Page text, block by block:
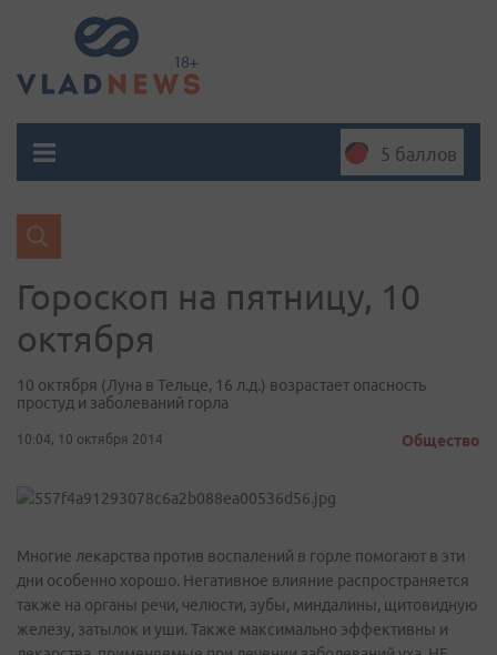
5 баллов
Гороскоп на пятницу, 10
октября
10 октября (Луна в Тельце, 16 л.д.) возрастает опасность
простуд и заболеваний горла
10:04, 10 октября 2014 Общество
Многие лекарства против воспалений в горле помогают в эти
дни особенно хорошо. Негативное влияние распространяется
также на органы речи, челюсти, зубы, миндалины, щитовидную
железу, затылок и уши. Также максимально эффективны и